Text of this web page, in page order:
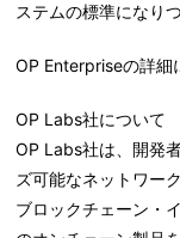
ステムの標準になり
OP Enterpriseの詳細
OP Labs社について
OP Labs社は、開発
ズ可能なネットワー
ブロックチェーン・